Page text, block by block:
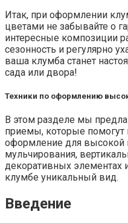
Итак, при оформлении
цветами не забывайте о
интересные композиции
сезонность и регулярно
ваша клумба станет
сада или двора!
Техники по оформлению
В этом разделе мы
приемы, которые помогут
оформление для высокой
мульчирования,
декоративных элементах
клумбе уникальный вид.
Введение